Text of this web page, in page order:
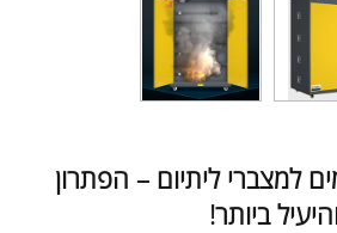
למצברי ליתיום – הפתרון
ביותר!